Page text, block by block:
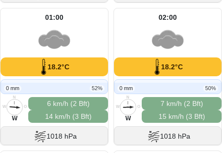
01:00
18.2°C
0 mm 52%
N
O
S
W
W
6 km/h (2 Bft)
14 km/h (3 Bft)
1018 hPa
02:00
18.2°C
0 mm 50%
N
O
S
W
W
7 km/h (2 Bft)
15 km/h (3 Bft)
1018 hPa